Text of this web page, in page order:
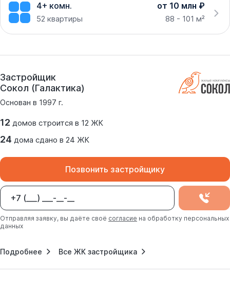
4+ комн. от 10 млн ₽
52 квартиры 88 - 101 м²
Застройщик
Сокол (Галактика)
Основан в 1997 г.
12 домов строится в 12 ЖК
24 дома сдано в 24 ЖК
Позвонить застройщику
Отправляя заявку, вы даёте своё согласие на обработку персональных
данных
Подробнее Все ЖК застройщика